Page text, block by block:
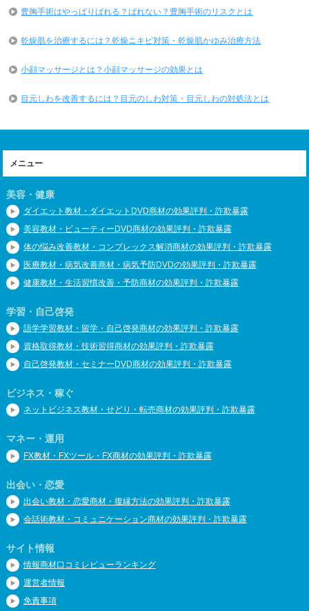
豊胸手術はやっぱりばれる？ばれない？豊胸手術のリスクとは
乾燥肌を治療するには？乾燥ニキビ対策・乾燥肌かゆみ治療方法
小顔マッサージとは？小顔マッサージの効果とは
目元しわを改善するには？目元のしわ対策・目元しわの対処法とは
メニュー
美容・健康
ダイエット教材・ダイエットDVD商材の効果評判・詐欺暴露
美容教材・ビューティーDVD商材の効果評判・詐欺暴露
体の悩み改善教材・コンプレックス解消商材の効果評判・詐欺暴露
医療教材・病気改善商材・病気予防DVDの効果評判・詐欺暴露
健康教材・生活習慣改善・予防商材の効果評判・詐欺暴露
学習・自己啓発
語学学習教材・留学・自己啓発商材の効果評判・詐欺暴露
資格取得教材・技術習得商材の効果評判・詐欺暴露
自己啓発教材・セミナーDVD商材の効果評判・詐欺暴露
ビジネス・稼ぐ
ネットビジネス教材・せどり・転売商材の効果評判・詐欺暴露
マネー・運用
FX教材・FXツール・FX商材の効果評判・詐欺暴露
出会い・恋愛
出会い教材・恋愛商材・復縁方法の効果評判・詐欺暴露
会話術教材・コミュニケーション商材の効果評判・詐欺暴露
サイト情報
情報商材口コミレビューランキング
運営者情報
免責事項